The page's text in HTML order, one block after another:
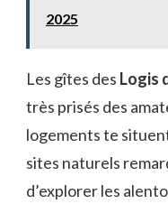
2025
Les gîtes des Logis
très prisés des
logements te
sites naturels
d’explorer les